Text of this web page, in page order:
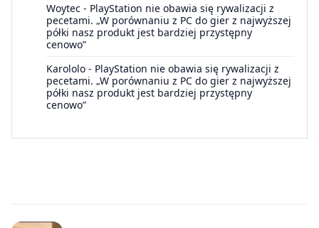
Woytec - PlayStation nie obawia się rywalizacji z
pecetami. „W porównaniu z PC do gier z najwyższej
półki nasz produkt jest bardziej przystępny
cenowo”
Karololo - PlayStation nie obawia się rywalizacji z
pecetami. „W porównaniu z PC do gier z najwyższej
półki nasz produkt jest bardziej przystępny
cenowo”